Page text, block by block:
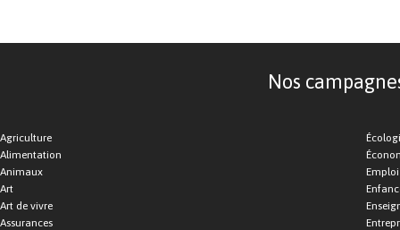
Nos
Agriculture
Alimentation
Animaux
Art
Art de vivre
Assurances
Emploi